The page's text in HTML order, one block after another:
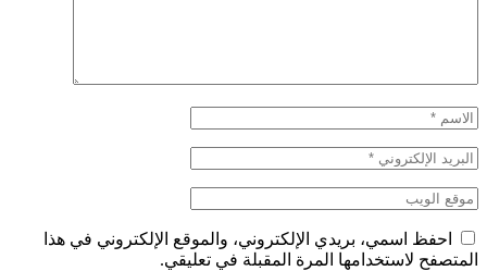
احفظ اسمي، بريدي الإلكتروني، والموقع الإلكتروني في هذا
المتصفح لاستخدامها المرة المقبلة في تعليقي.